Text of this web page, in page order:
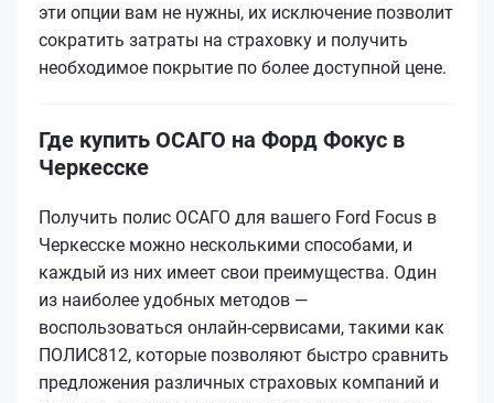
эти опции вам не нужны, их исключение позволит
сократить затраты на страховку и получить
необходимое покрытие по более доступной цене.
Где купить ОСАГО на Форд Фокус в
Черкесске
Получить полис ОСАГО для вашего Ford Focus в
Черкесске можно несколькими способами, и
каждый из них имеет свои преимущества. Один
из наиболее удобных методов —
воспользоваться онлайн-сервисами, такими как
ПОЛИС812, которые позволяют быстро сравнить
предложения различных страховых компаний и